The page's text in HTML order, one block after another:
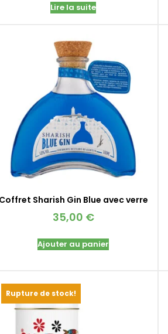
Lire la suite
Coffret Sharish Gin Blue avec verre
35,00 €
Ajouter au panier
Rupture de stock!